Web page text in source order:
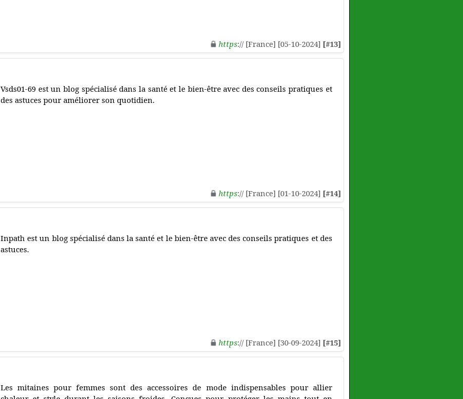
https:// [France] [05-10-2024] [#13]
Vsds01-69 est un blog spécialisé dans la santé et le bien-être avec des conseils pratiques et
des astuces pour améliorer son quotidien.
https:// [France] [01-10-2024] [#14]
Inpath est un blog spécialisé dans la santé et le bien-être avec des conseils pratiques et des
astuces.
https:// [France] [30-09-2024] [#15]
Les mitaines pour femmes sont des accessoires de mode indispensables pour allier